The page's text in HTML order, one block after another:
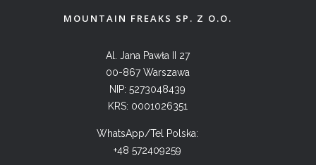
MOUNTAIN FREAKS SP. Z O.O.
Al. Jana Pawła II 27
00-867 Warszawa
NIP: 5273048439
KRS: 0001026351
WhatsApp/Tel Polska:
+48 572409259